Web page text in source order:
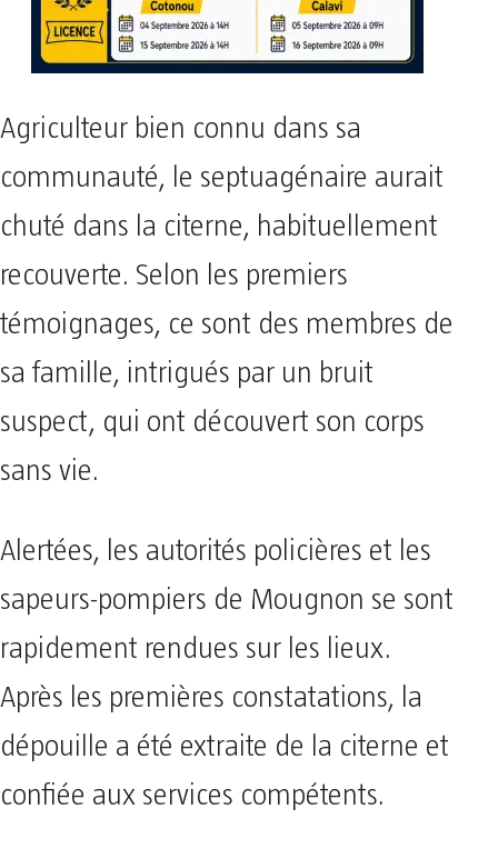
Agriculteur bien connu dans sa
communauté, le septuagénaire aurait
chuté dans la citerne, habituellement
recouverte. Selon les premiers
témoignages, ce sont des membres de
sa famille, intrigués par un bruit
suspect, qui ont découvert son corps
sans vie.
Alertées, les autorités policières et les
sapeurs-pompiers de Mougnon se sont
rapidement rendues sur les lieux.
Après les premières constatations, la
dépouille a été extraite de la citerne et
confiée aux services compétents.